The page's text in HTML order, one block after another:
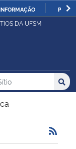
DA UFSM
no Sítio